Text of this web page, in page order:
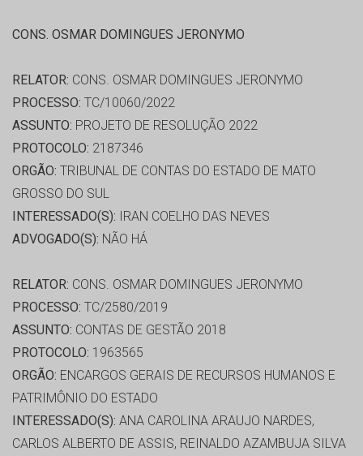
CONS. OSMAR DOMINGUES JERONYMO
RELATOR: CONS. OSMAR DOMINGUES JERONYMO
PROCESSO: TC/10060/2022
ASSUNTO: PROJETO DE RESOLUÇÃO 2022
PROTOCOLO: 2187346
ORGÃO: TRIBUNAL DE CONTAS DO ESTADO DE MATO
GROSSO DO SUL
INTERESSADO(S): IRAN COELHO DAS NEVES
ADVOGADO(S): NÃO HÁ
RELATOR: CONS. OSMAR DOMINGUES JERONYMO
PROCESSO: TC/2580/2019
ASSUNTO: CONTAS DE GESTÃO 2018
PROTOCOLO: 1963565
ORGÃO: ENCARGOS GERAIS DE RECURSOS HUMANOS E
PATRIMÔNIO DO ESTADO
INTERESSADO(S): ANA CAROLINA ARAUJO NARDES,
CARLOS ALBERTO DE ASSIS, REINALDO AZAMBUJA SILVA